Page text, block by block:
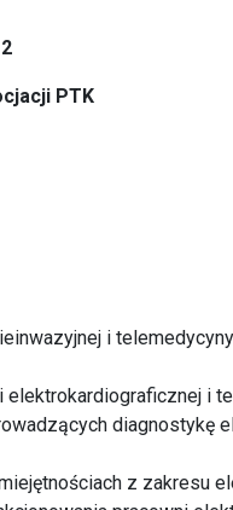
PTK
i
i
diagnostykę
z zakresu